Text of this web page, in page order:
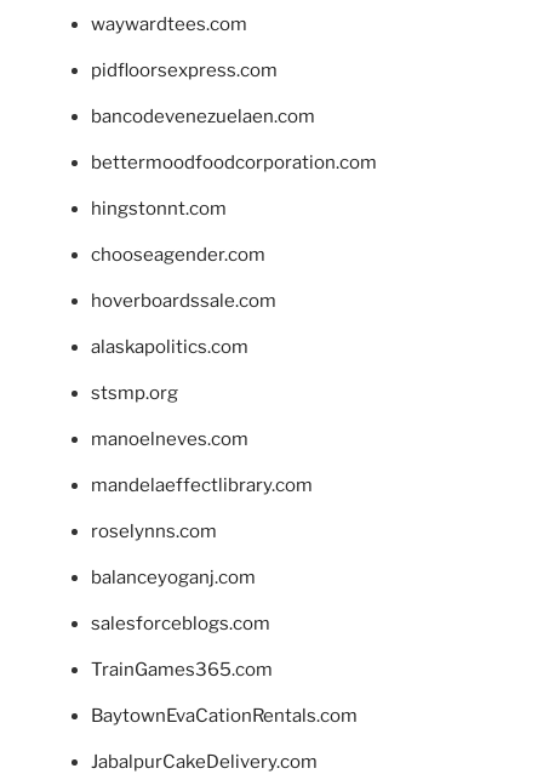
waywardtees.com
pidfloorsexpress.com
bancodevenezuelaen.com
bettermoodfoodcorporation.com
hingstonnt.com
chooseagender.com
hoverboardssale.com
alaskapolitics.com
stsmp.org
manoelneves.com
mandelaeffectlibrary.com
roselynns.com
balanceyoganj.com
salesforceblogs.com
TrainGames365.com
BaytownEvaCationRentals.com
JabalpurCakeDelivery.com